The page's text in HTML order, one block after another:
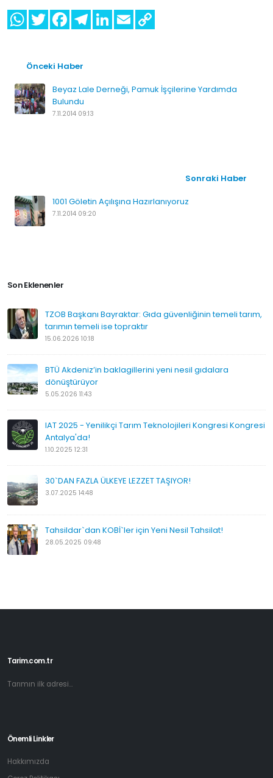
Önceki Haber
Beyaz Lale Derneği, Pamuk İşçilerine Yardımda
Bulundu
7.11.2014 09:13
Sonraki Haber
1001 Göletin Açılışına Hazırlanıyoruz
7.11.2014 09:20
Son Eklenenler
TZOB Başkanı Bayraktar: Gıda güvenliğinin temeli tarım,
tarımın temeli ise topraktır
15.06.2026 10:18
BTÜ Akdeniz’in baklagillerini yeni nesil gıdalara
dönüştürüyor
5.05.2026 11:43
IAT 2025 - Yenilikçi Tarım Teknolojileri Kongresi Kongresi
Antalya'da!
1.10.2025 12:31
30`DAN FAZLA ÜLKEYE LEZZET TAŞIYOR!
3.07.2025 14:48
Tahsildar`dan KOBİ`ler için Yeni Nesil Tahsilat!
28.05.2025 09:48
Tarim.com.tr
Tarımın ilk adresi...
Önemli Linkler
Hakkımızda